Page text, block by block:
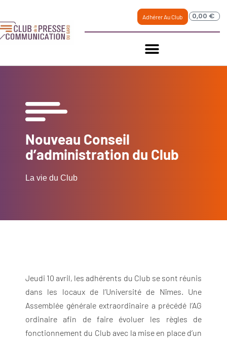
Adhérer Au Club 0,00 €
Nouveau Conseil
d’administration du Club
La vie du Club
Jeudi 10 avril, les adhérents du Club se sont réunis
dans les locaux de l’Université de Nîmes. Une
Assemblée générale extraordinaire a précédé l’AG
ordinaire afin de faire évoluer les règles de
fonctionnement du Club avec la mise en place d’un